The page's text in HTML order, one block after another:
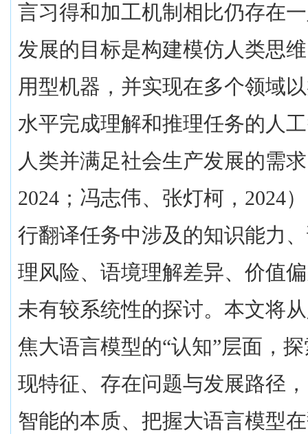
言习得和加工机制相比仍存在
发展的目标是构建模仿人类思
用型机器，并实现在多个领域
水平完成理解和推理任务的人
人类并满足社会生产发展的需
2024 ；冯志伟、张灯柯， 2024
行翻译任务中涉及的知识能力
理风险、语境理解差异、价值
未有较系统性的探讨。本文将
焦大语言模型的“认知”层面，
现特征、存在问题与发展路径
智能的本质、把握大语言模型